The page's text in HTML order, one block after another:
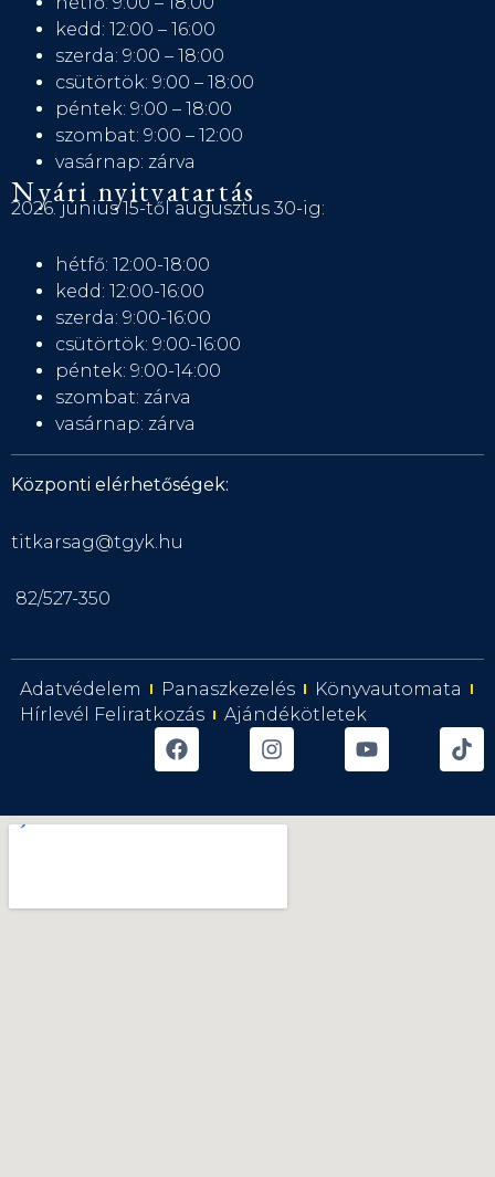
kedd: 12:00 – 16:00
szerda: 9:00 – 18:00
csütörtök: 9:00 – 18:00
péntek: 9:00 – 18:00
szombat: 9:00 – 12:00
vasárnap: zárva
Nyári nyitvatartás
2026. június 15-től augusztus 30-ig:
hétfő: 12:00-18:00
kedd: 12:00-16:00
szerda: 9:00-16:00
csütörtök: 9:00-16:00
péntek: 9:00-14:00
szombat: zárva
vasárnap: zárva
Központi elérhetőségek:
titkarsag@tgyk.hu
82/527-350
Adatvédelem Panaszkezelés
Könyvautomata
Hírlevél Feliratkozás
Ajándékötletek